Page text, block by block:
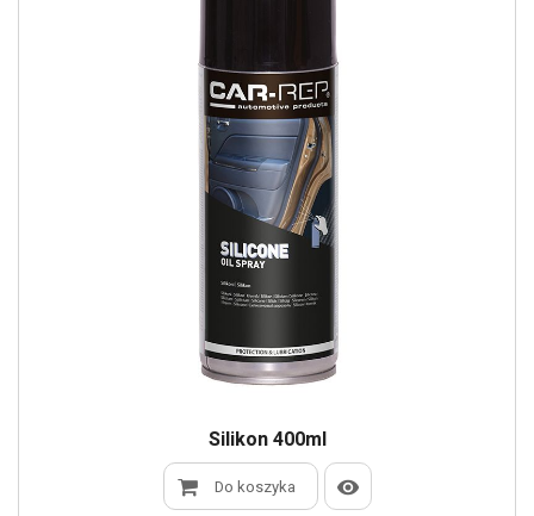
Silikon 400ml
Do koszyka